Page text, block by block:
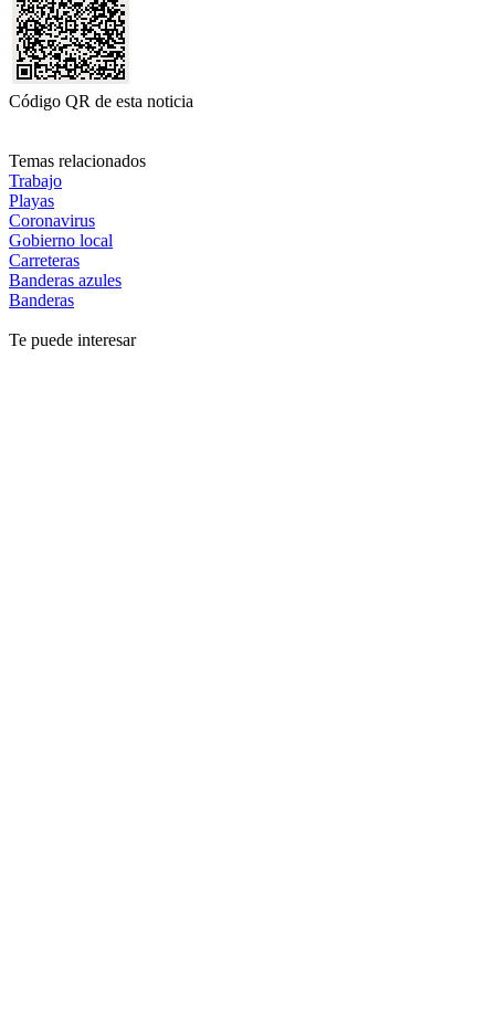
Código QR de esta noticia
Temas relacionados
Trabajo
Playas
Coronavirus
Gobierno local
Carreteras
Banderas azules
Banderas
Te puede interesar